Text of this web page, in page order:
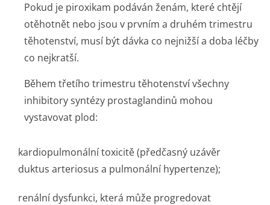
Pokud je piroxikam podáván ženám, které chtějí
otěhotnět nebo jsou v prvním a druhém trimestru
těhotenství, musí být dávka co nejnižší a doba léčby
co nejkratší.
Během třetího trimestru těhotenství všechny
inhibitory syntézy prostaglandinů mohou
vystavovat plod:
kardiopulmonální toxicitě (předčasný uzávěr
duktus arteriosus a pulmonální hypertenze);
renální dysfunkci, která může progredovat